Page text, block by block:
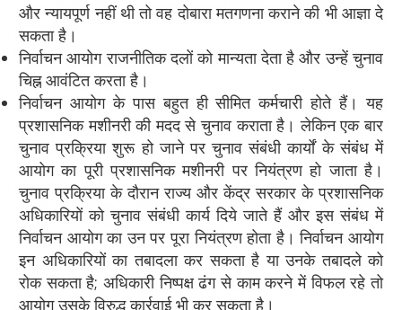
और न्यायपूर्ण नहीं थी तो वह दोबारा मतगणना कराने की भी आज्ञा दे
सकता है।
निर्वाचन आयोग राजनीतिक दलों को मान्यता देता है और उन्हें चुनाव
चिह्न आवंटित करता है।
निर्वाचन आयोग के पास बहुत ही सीमित कर्मचारी होते हैं। यह
प्रशासनिक मशीनरी की मदद से चुनाव कराता है। लेकिन एक बार
चुनाव प्रक्रिया शुरू हो जाने पर चुनाव संबंधी कार्यों के संबंध में
आयोग का पूरी प्रशासनिक मशीनरी पर नियंत्रण हो जाता है।
चुनाव प्रक्रिया के दौरान राज्य और केंद्र सरकार के प्रशासनिक
अधिकारियों को चुनाव संबंधी कार्य दिये जाते हैं और इस संबंध में
निर्वाचन आयोग का उन पर पूरा नियंत्रण होता है। निर्वाचन आयोग
इन अधिकारियों का तबादला कर सकता है या उनके तबादले को
रोक सकता है; अधिकारी निष्पक्ष ढंग से काम करने में विफल रहे तो
आयोग उसके विरुद्ध कार्रवाई भी कर सकता है।